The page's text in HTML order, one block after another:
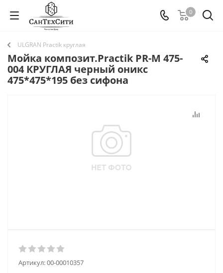
0
ULGRAN Practik круглая
Мойка композит.Practik PR-M 475-
004 КРУГЛАЯ черный оникс
475*475*195 без сифона
Артикул:00-00010357